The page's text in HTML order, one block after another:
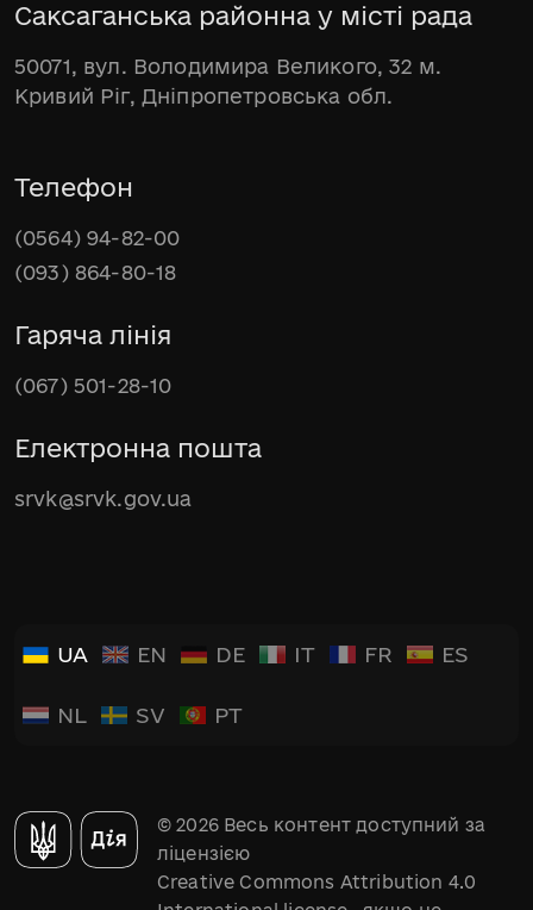
Саксаганська районна у місті рада
50071, вул. Володимира Великого, 32 м.
Кривий Ріг, Дніпропетровська обл.
Телефон
(0564) 94-82-00
(093) 864-80-18
Гаряча лінія
(067) 501-28-10
Електронна пошта
srvk@srvk.gov.ua
UA EN DE IT FR ES
NL SV PT
© 2026 Весь контент доступний за
ліцензією
Creative Commons Attribution 4.0